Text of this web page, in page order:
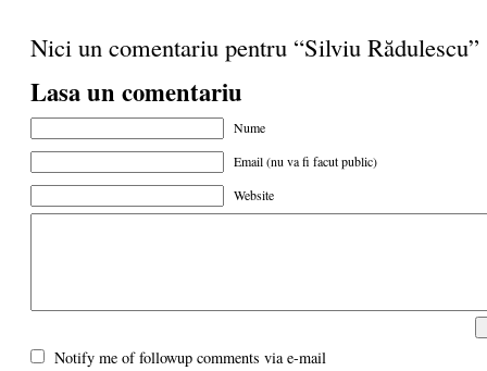
Nici un comentariu pentru “Silviu Rădulescu”
Lasa un comentariu
Nume
Email (nu va fi facut public)
Website
Notify me of followup comments via e-mail